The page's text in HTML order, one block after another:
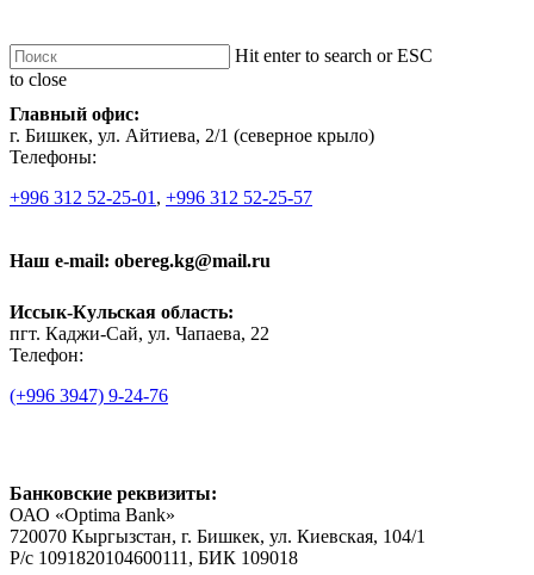
to
main
content
Hit enter to search or ESC
to close
Search
Контакты
Главный офис:
г. Бишкек, ул. Айтиева, 2/1 (северное крыло)
Телефоны:
+996 312 52-25-01 , +996 312 52-25-57
Наш e-mail: obereg.kg@mail.ru
Иссык-Кульская область:
пгт. Каджи-Сай, ул. Чапаева, 22
Телефон:
(+996 3947) 9-24-76
Банковские реквизиты:
ОАО «Optima Bank»
720070 Кыргызстан, г. Бишкек, ул. Киевская, 104/1
Р/с 1091820104600111, БИК 109018